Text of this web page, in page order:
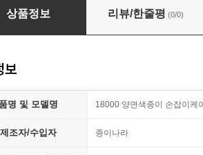
라 18000 양면색종이 손잡이케이스 50
상품정보 리뷰/한줄평 (0/0)
보
품명 및 모델명 18000 양면색종이 손잡이케
제조자/수입자 종이나라